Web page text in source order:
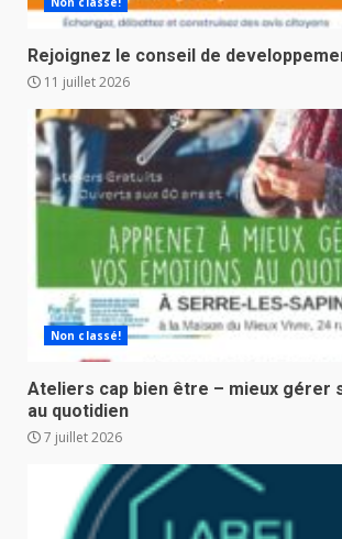
Rejoignez le conseil de
11 juillet 2026
Non classé!
Ateliers cap bien être – mieux gérer
au quotidien
7 juillet 2026